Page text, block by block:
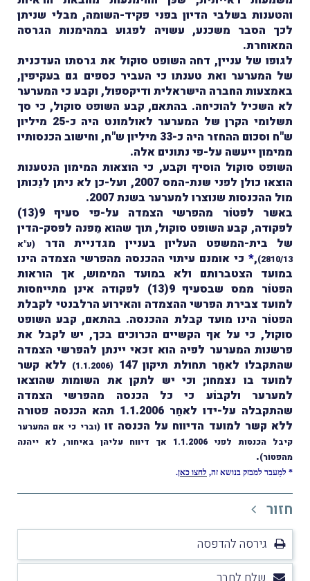
והטענות בשלבי הדיון בפני פקיד-השומה, מבלי שניתן
לכך הסבר משכנע, עשויה לפגוע במהימנות הגרסה
המאוחרת.
לגופו של עניין, דחה השופט סוקול את גרסתו העדכנית
של המערער ואת טענתו כי העביר כספים גם בעקיפין,
באמצעות החברה הישראלית ודיקספול, וקבע כי המערער
לא השכיל להוכיחה. בהתאם, קבע השופט סוקול, כי סך
תשלומי הקרן של המערער לאולמונט היה כ-25 מיליון
ש"ח וסכום ההחזר היה כ-33 מיליון ש"ח, וחישוב הכנסותיו
ממימון ייעשה על-פי נתונים אלה.
השופט סוקול הוסיף וקבע, כי הוצאות המימון הנטענות
הוצאו כולן לפני שנת-המס 2007, ועל-כן לא ניתן לנַכותן
מול ההכנסות שנוצרו למערער בשנת 2007.
באשר לפטוֹר מהפרשי הצמדה על-פי סעיף 9(13)
לפקודה, קבע השופט סוקול, תוך שהוא מַפנה לפסק-הדין
של בית-המשפט העליון בעניין מגדניית הדר
(ע"א
2810/13
)
,
* כי אומנם עיתוי ההכנסה מהפרשי הצמדה הינו
במועד הצטברותם ולא במועד המימוש, אך הוראות
הפטוֹר ממס שבסעיף 9(13) לפקודה אינן מתייחסות
למועד צבירת הפרשי ההצמדה והאירוע הרלבנטי לקבלת
הפטוֹר הינו מועד קבלת ההכנסה. בהתאם, קבע השופט
סוקול, כי על אף הקשיים הכרוכים בכך, יש לקבל את
פרשנות המערער לפיה הוא זכאי יינתן להפרשי הצמדה
שהתקבלו לאחַר תחולת תיקון 147
(1.1.2006)
ללא קשר
למועד בו נצמחו; וכי יש לתקן את השומות שהוצאו
למערער ולקבוֹע כי כל הכנסה מהפרשי הצמדה
שהתקבלה על-ידו לאחַר 1.1.2006 תהא הכנסה פטורה
ללא קשר למועד הדיווח על הכנסה זו (וברי כי אם המערער
קיבל הכנסות לפני 1.1.2006 אך דיווח עליהן באיחור, לא ייהנה
מהפטוֹר).
* למַעבר למבזק בנושא זה, לחצו כאן.
חזור
גירסה להדפסה